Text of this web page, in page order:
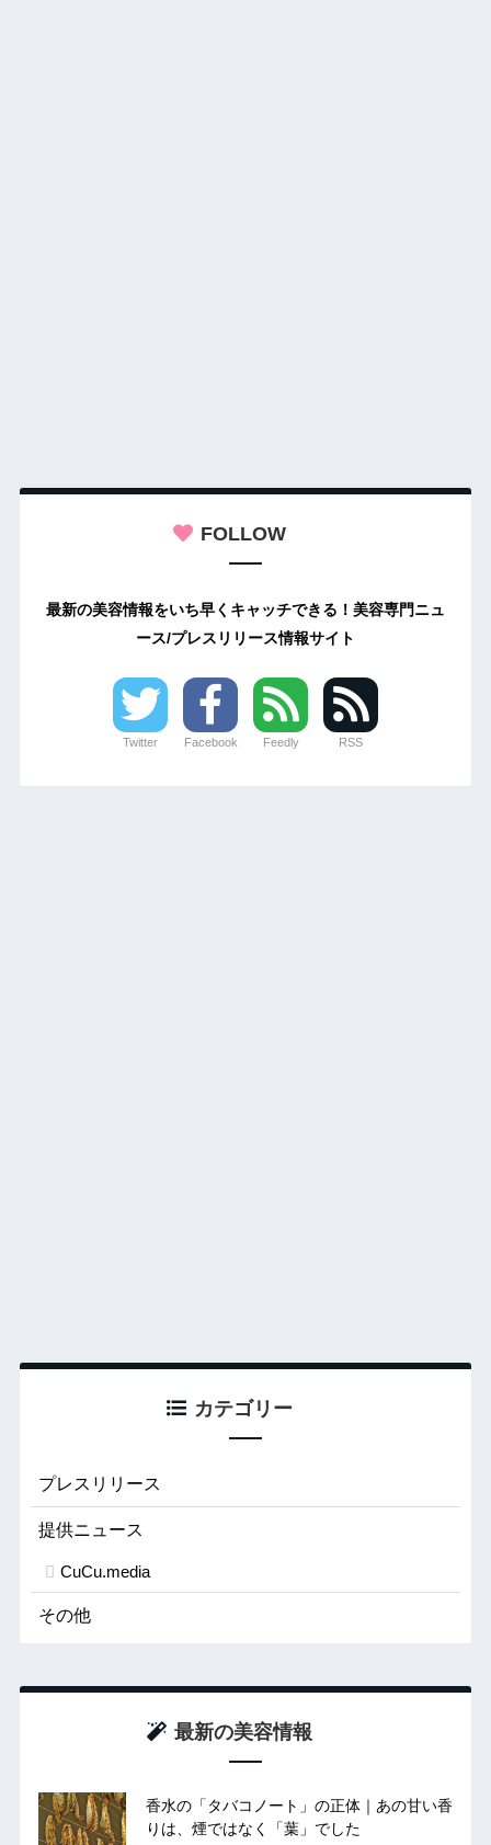
FOLLOW
最新の美容情報をいち早くキャッチできる！美容専門ニュ
ース/プレスリリース情報サイト
Twitter Facebook Feedly RSS
カテゴリー
プレスリリース
提供ニュース
CuCu.media
その他
最新の美容情報
香水の「タバコノート」の正体｜あの甘い香
りは、煙ではなく「葉」でした